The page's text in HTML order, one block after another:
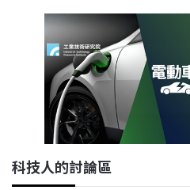
科技人的討論區